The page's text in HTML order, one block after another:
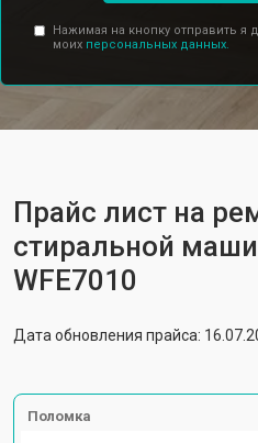
Нажимая на кнопку отправить я
моих персональных данных.
Прайс лист на
стиральной
WFE7010
Дата обновления прайса:
Поломка